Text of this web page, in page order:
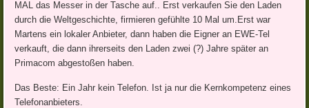
MAL das Messer in der Tasche auf.. Erst verkaufen Sie den Laden
durch die Weltgeschichte, firmieren gefühlte 10 Mal um.Erst war
Martens ein lokaler Anbieter, dann haben die Eigner an EWE-Tel
verkauft, die dann ihrerseits den Laden zwei (?) Jahre später an
Primacom abgestoßen haben.
Das Beste: Ein Jahr kein Telefon. Ist ja nur die Kernkompetenz eines
Telefonanbieters.